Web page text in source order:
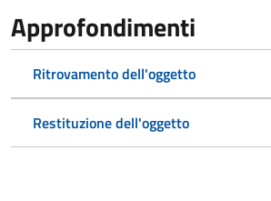
Approfondimenti
Ritrovamento dell'oggetto
Restituzione dell'oggetto